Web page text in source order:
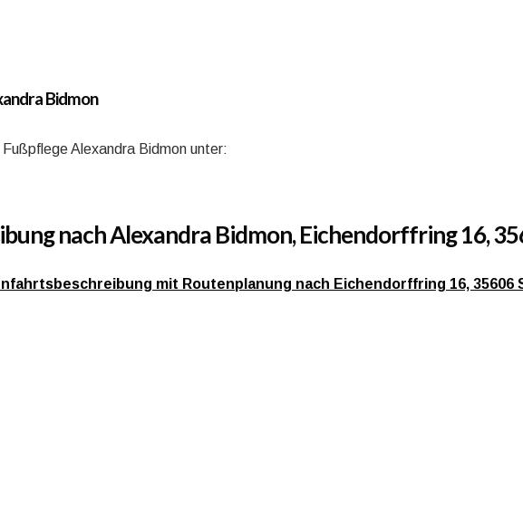
Bidmon
Alexandra Bidmon unter:
nach Alexandra Bidmon, Eichendorffring 16,
mit Routenplanung nach Eichendorffring 16, 35606